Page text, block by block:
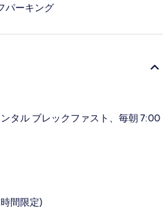
パーキング
タル ブレックファスト、毎朝 7:00
間限定)